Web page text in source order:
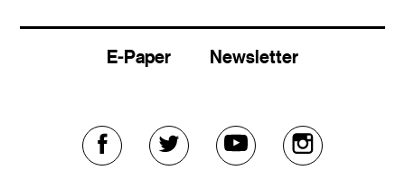
E-Paper Newsletter
Externer Externer Externer Externer